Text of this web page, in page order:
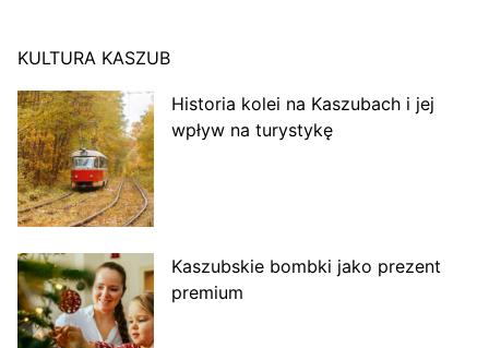
KULTURA KASZUB
Historia kolei na Kaszubach i jej
wpływ na turystykę
Kaszubskie bombki jako prezent
premium